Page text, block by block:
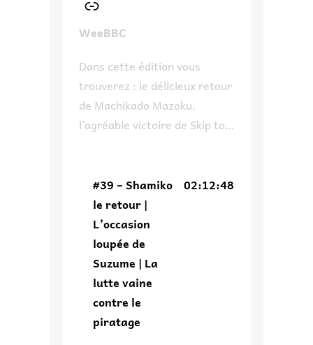
WeeBBC
Dans cette édition vous
trouverez : le délicieux retour
de Machikado Mazoku,
l’agréable victoire de Skip to
recommandera pas un des
invités de Japan Expo,
comment Suzume aurait pu
avoir une autre tournure et
enfin on parle du piratage ce
fléau de l’industrie qui fait
dire un […]
#39 – Shamiko
le retour |
L’occasion
loupée de
Suzume | La
lutte vaine
contre le
piratage
02:12:48